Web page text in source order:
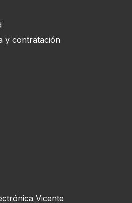
y contratación
Vicente